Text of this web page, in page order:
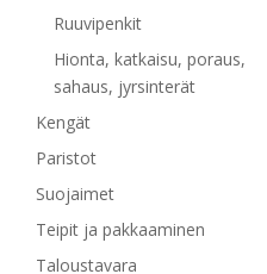
Ruuvipenkit
Hionta, katkaisu, poraus,
sahaus, jyrsinterät
Kengät
Paristot
Suojaimet
Teipit ja pakkaaminen
Taloustavara